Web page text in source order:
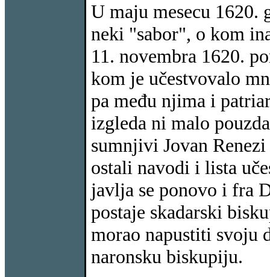
U maju mesecu 1620.
neki "sabor", o kom
11. novembra 1620.
kom je učestvovalo
pa među njima i
izgleda ni malo
sumnjivi Jovan
ostali navodi i lista
javlja se ponovo i fra
postaje skadarski
morao napustiti svoju
naronsku biskupiju.